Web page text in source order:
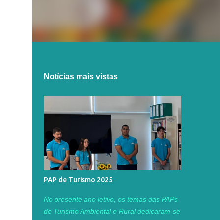
Notícias mais vistas
PAP de Turismo 2025
No presente ano letivo, os temas das PAPs
de Turismo Ambiental e Rural dedicaram-se